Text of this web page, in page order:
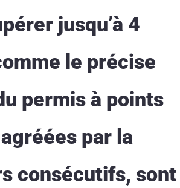
jusqu’à 4
le précise
permis à points
par la
consécutifs, sont